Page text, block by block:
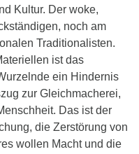
Kultur. Der woke,
noch am
Traditionalisten.
ist das
ein Hindernis
zur Gleichmacherei,
Das ist der
die Zerstörung von
wollen Macht und die